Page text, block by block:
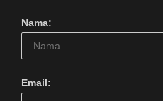
Nama:
Email: